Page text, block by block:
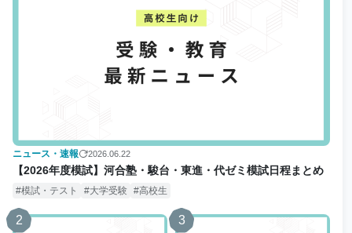
ニュース・速報 2026.06.22
【2026年度模試】河合塾・駿台・東進・代ゼミ模試日程まとめ
模試・テスト 大学受験 高校生
2 3